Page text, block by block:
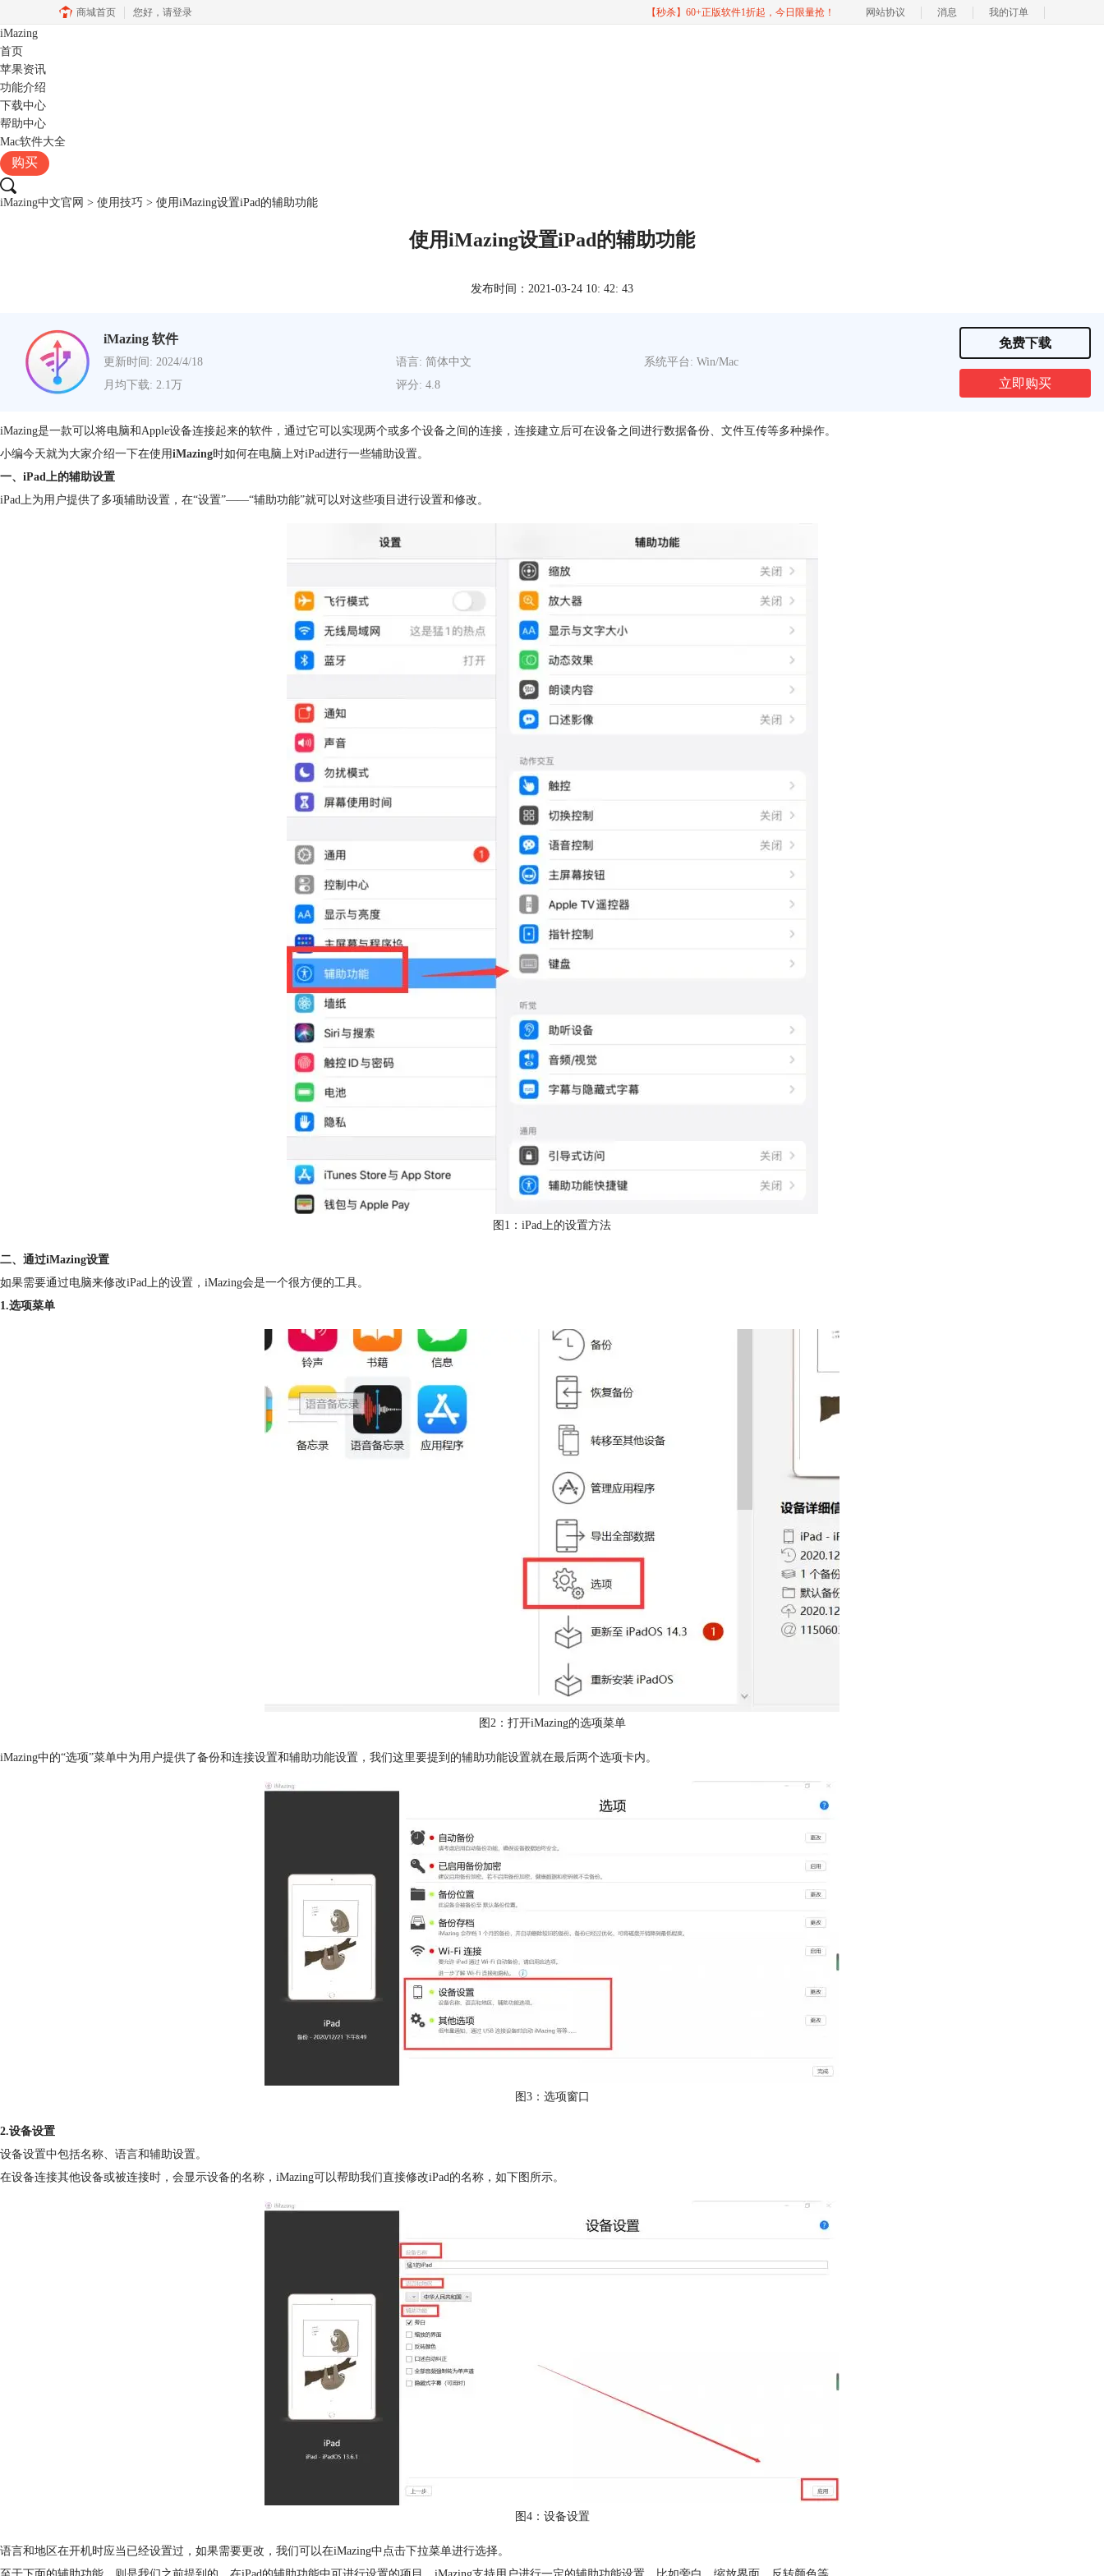
商城首页 您好， 请登录 【秒杀】60+正版软件1折起，今日限量抢！ 网站协议 消息 我的订单
iMazing
首页
苹果资讯
功能介绍
下载中心
帮助中心
Mac软件大全
购买
iMazing中文官网 > 使用技巧 > 使用iMazing设置iPad的辅助功能
使用iMazing设置iPad的辅助功能
发布时间：2021-03-24 10: 42: 43
iMazing 软件
更新时间: 2024/4/18 语言: 简体中文
系统平台: Win/Mac
月均下载: 2.1万
评分: 4.8
免费下载
立即购买
iMazing是一款可以将电脑和Apple设备连接起来的软件，通过它可以实现两个或多个设备之间的连接，连接建立后可在设备之间进行数据备份、文件互传等多种操作。
小编今天就为大家介绍一下在使用iMazing时如何在电脑上对iPad进行一些辅助设置。
一、iPad上的辅助设置
iPad上为用户提供了多项辅助设置，在“设置”——“辅助功能”就可以对这些项目进行设置和修改。
图1：iPad上的设置方法
二、通过iMazing设置
如果需要通过电脑来修改iPad上的设置，iMazing会是一个很方便的工具。
1.选项菜单
图2：打开iMazing的选项菜单
iMazing中的“选项”菜单中为用户提供了备份和连接设置和辅助功能设置，我们这里要提到的辅助功能设置就在最后两个选项卡内。
图3：选项窗口
2.设备设置
设备设置中包括名称、语言和辅助设置。
在设备连接其他设备或被连接时，会显示设备的名称，iMazing可以帮助我们直接修改iPad的名称，如下图所示。
图4：设备设置
语言和地区在开机时应当已经设置过，如果需要更改，我们可以在iMazing中点击下拉菜单进行选择。